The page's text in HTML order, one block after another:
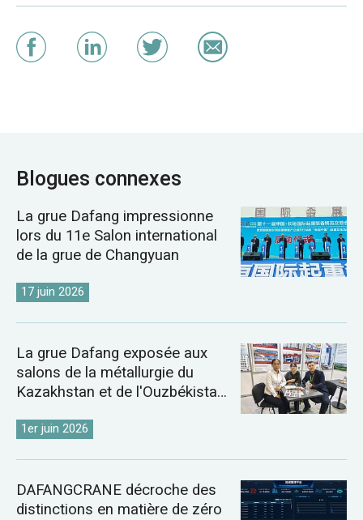
Blogues connexes
La grue Dafang impressionne
lors du 11e Salon international
de la grue de Changyuan
17 juin 2026
La grue Dafang exposée aux
salons de la métallurgie du
Kazakhstan et de l'Ouzbékistan
1er juin 2026
DAFANGCRANE décroche des
distinctions en matière de zéro